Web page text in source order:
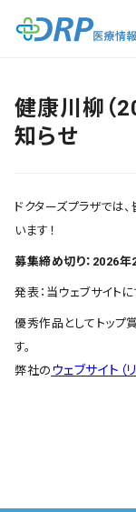
栄養健康
医療系学
DRP医療情報館
健康川柳（
知らせ
ドクターズプラザでは
います！
募集締め切り：2026年
発表：当ウェブサイトに
優秀作品としてトップ
す。
弊社の ウェブサイト（